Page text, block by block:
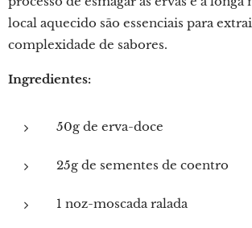
local aquecido são essenciais para
complexidade de sabores.
Ingredientes:
50g de erva-doce
25g de sementes de coentro
1 noz-moscada ralada